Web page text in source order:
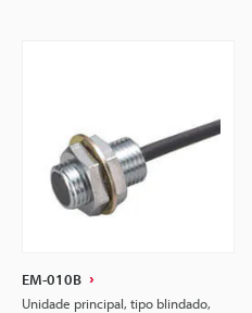
EM-010B
Unidade principal, tipo blindado,